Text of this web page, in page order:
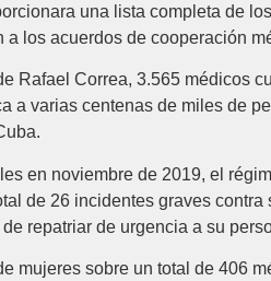
una lista completa de
los acuerdos de cooperación
Rafael Correa, 3.565 médicos
a varias centenas de miles de
en noviembre de 2019, el
de 26 incidentes graves
repatriar de urgencia a su
mujeres sobre un total de 406